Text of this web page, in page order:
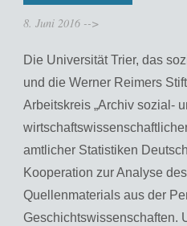
8. Juni 2016 -->
Die Universität Trier, das
und die Werner Reimers
Arbeitskreis „Archiv sozial-
amtlicher Statistiken
Kooperation zur Analyse
Quellenmaterials aus der
Geschichtswissenschaften.